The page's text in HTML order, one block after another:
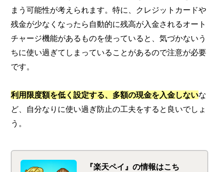
まう可能性が考えられます。特に、クレジットカードや
残金が少なくなったら自動的に残高が入金されるオート
チャージ機能があるものを使っていると、気づかないう
ちに使い過ぎてしまっていることがあるので注意が必要
です。
利用限度額を低く設定する、多額の現金を入金しないな
ど、自分なりに使い過ぎ防止の工夫をすると良いでしょ
う。
『楽天ペイ』の情報はこち